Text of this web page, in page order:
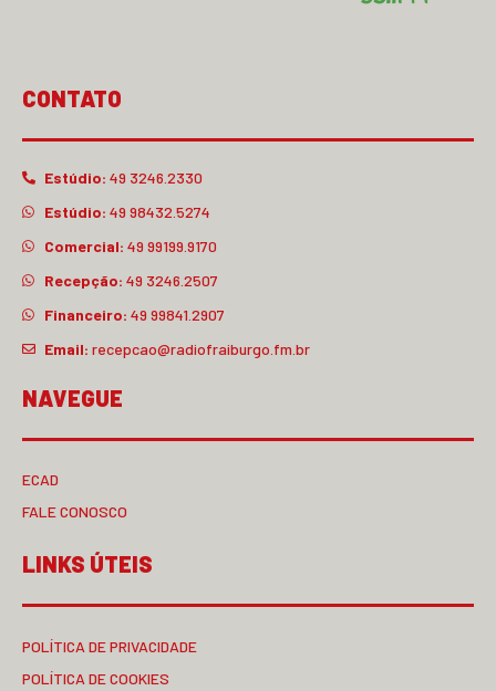
CONTATO
Estúdio: 49 3246.2330
Estúdio: 49 98432.5274
Comercial: 49 99199.9170
Recepção: 49 3246.2507
Financeiro: 49 99841.2907
Email: recepcao@radiofraiburgo.fm.br
NAVEGUE
ECAD
FALE CONOSCO
LINKS ÚTEIS
POLÍTICA DE PRIVACIDADE
POLÍTICA DE COOKIES